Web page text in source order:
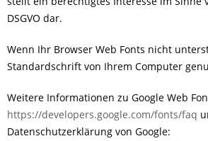
DSGVO dar.
Wenn Ihr Browser Web Fonts nicht
Standardschrift von Ihrem Computer
Weitere Informationen zu Google Web
https://developers.google.com/fonts/faq
Datenschutzerklärung von Google: